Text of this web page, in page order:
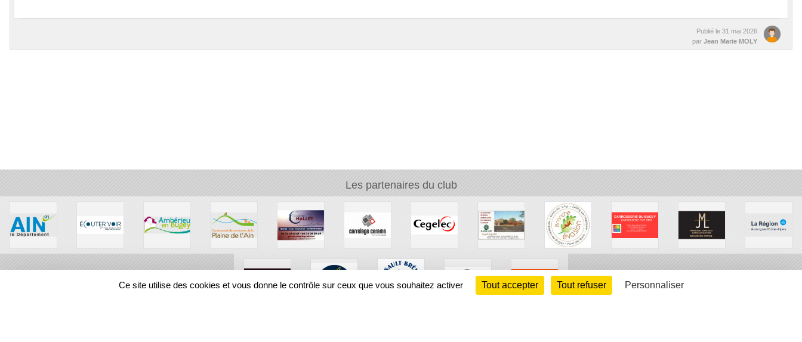
Publié le 31 mai 2026
par Jean Marie MOLY
Les partenaires du club
Ce site utilise des cookies et vous donne le contrôle sur ceux que vous souhaitez activer Tout accepter Tout refuser Personnaliser